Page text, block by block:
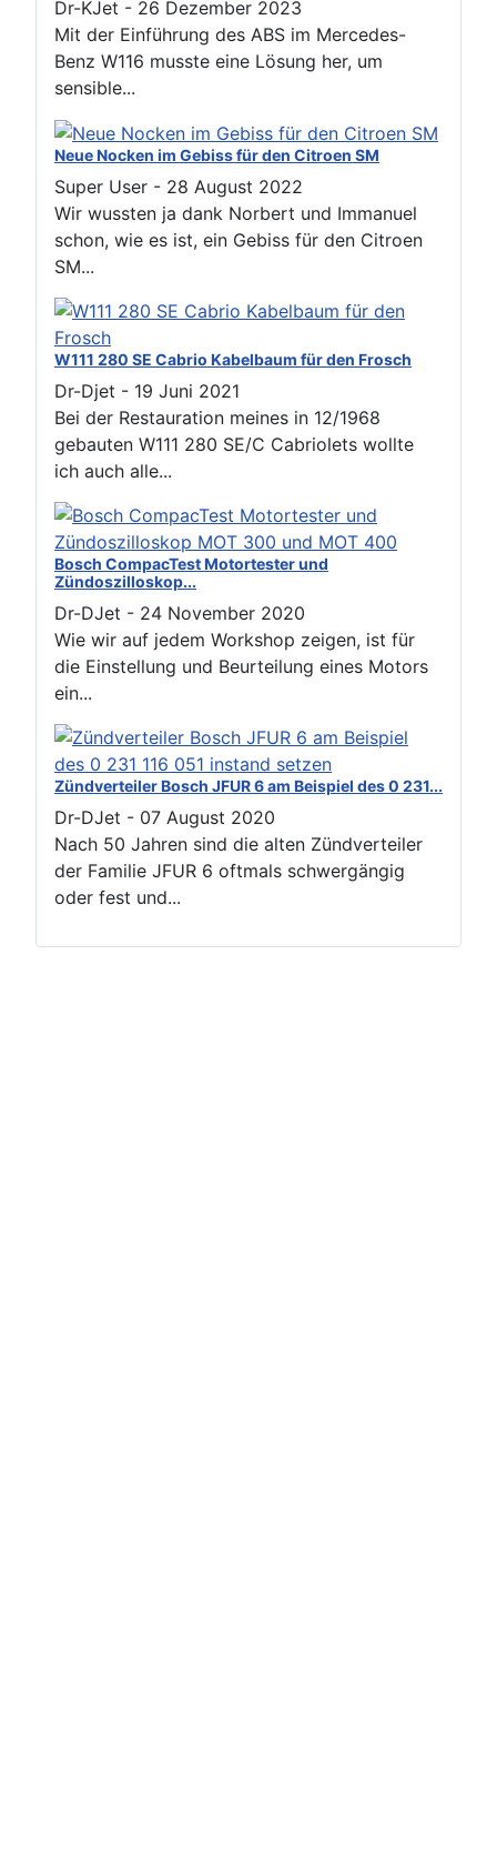
Dr-KJet - 26 Dezember 2023
Mit der Einführung des ABS im Mercedes-
Benz W116 musste eine Lösung her, um
sensible...
Neue Nocken im Gebiss für den Citroen SM
Super User - 28 August 2022
Wir wussten ja dank Norbert und Immanuel
schon, wie es ist, ein Gebiss für den Citroen
SM...
W111 280 SE Cabrio Kabelbaum für den Frosch
Dr-Djet - 19 Juni 2021
Bei der Restauration meines in 12/1968
gebauten W111 280 SE/C Cabriolets wollte
ich auch alle...
Bosch CompacTest Motortester und
Zündoszilloskop...
Dr-DJet - 24 November 2020
Wie wir auf jedem Workshop zeigen, ist für
die Einstellung und Beurteilung eines Motors
ein...
Zündverteiler Bosch JFUR 6 am Beispiel des 0 231...
Dr-DJet - 07 August 2020
Nach 50 Jahren sind die alten Zündverteiler
der Familie JFUR 6 oftmals schwergängig
oder fest und...